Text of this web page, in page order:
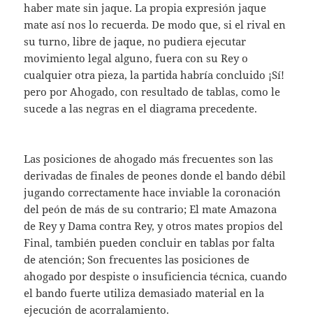
haber mate sin jaque. La propia expresión jaque
mate así nos lo recuerda. De modo que, si el rival en
su turno, libre de jaque, no pudiera ejecutar
movimiento legal alguno, fuera con su Rey o
cualquier otra pieza, la partida habría concluido ¡Sí!
pero por Ahogado, con resultado de tablas, como le
sucede a las negras en el diagrama precedente.
Las posiciones de ahogado más frecuentes son las
derivadas de finales de peones donde el bando débil
jugando correctamente hace inviable la coronación
del peón de más de su contrario; El mate Amazona
de Rey y Dama contra Rey, y otros mates propios del
Final, también pueden concluir en tablas por falta
de atención; Son frecuentes las posiciones de
ahogado por despiste o insuficiencia técnica, cuando
el bando fuerte utiliza demasiado material en la
ejecución de acorralamiento.